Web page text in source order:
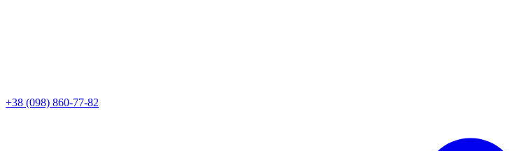
+38 (098) 860-77-82